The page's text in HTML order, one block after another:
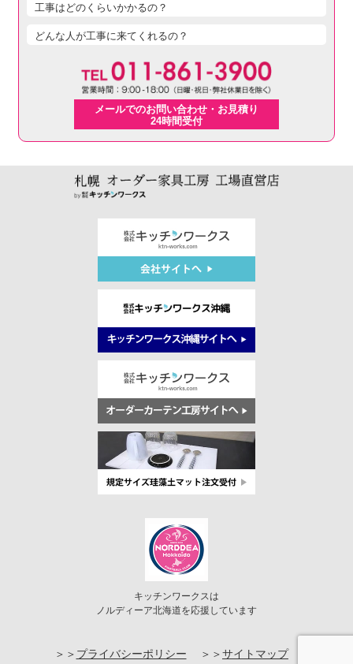
工事はどのくらいかかるの？
どんな人が工事に来てくれるの？
メールでのお問い合わせ・お見積り
24時間受付
キッチンワークスは
ノルディーア北海道を応援しています
プライバシーポリシー サイトマップ